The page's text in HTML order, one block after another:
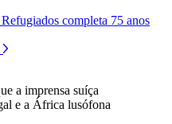
completa 75 anos